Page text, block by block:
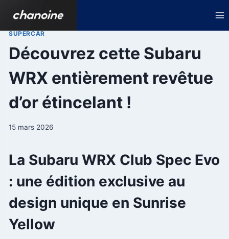
contenu
SUPERCAR
Découvrez cette Subaru
WRX entièrement revêtue
d’or étincelant !
15 mars 2026
La Subaru WRX Club Spec Evo
: une édition exclusive au
design unique en Sunrise
Yellow